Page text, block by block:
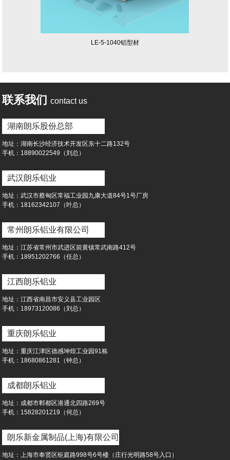
LE-5-1040铝型材
联系我们 contact us
湖南朗乐股份总部
地址：湖南⻓沙经济技术开发区东⼗⼆路132号
⼿机：18890022549（刘总）
武汉朗乐铝业
地址：武汉市蔡甸区常福⼯业园九康⼤道84号1号⼚房
⼿机：18162342107（叶总）
常州朗乐铝业有限公司
地址：江苏省常州市武进区前黄镇常武南路412号
⼿机：18951202766（任总）
江西朗乐铝业
地址：江西省南昌市安义县工业园区
⼿机：18973120086（刘总）
重庆朗乐铝业
地址：重庆江津区德感坤煌工业园91栋
⼿机：18680861281（钟总）
成都朗乐铝业
地址：成都市郫都区港通北四路269号
⼿机：15828201219（何总）
朗乐新金属制品(上海)有限公司
地址：上海市奉贤区钜庭路998号6号楼（庄行光明路58号入口）